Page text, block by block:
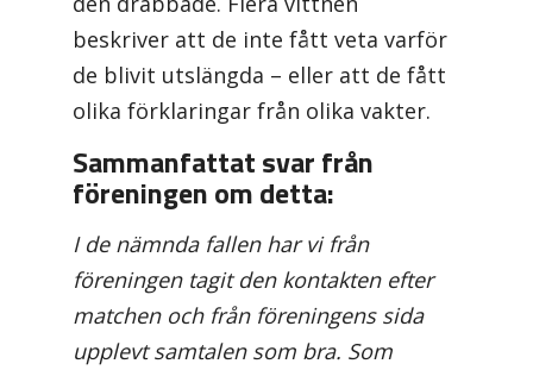
beskriver att de inte fått veta varför
de blivit utslängda – eller att de fått
olika förklaringar från olika vakter.
Sammanfattat svar från
föreningen om detta:
I de nämnda fallen har vi från
föreningen tagit den kontakten efter
matchen och från föreningens sida
upplevt samtalen som bra. Som